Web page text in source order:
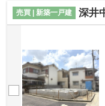
売買 | 新築一戸建
深井